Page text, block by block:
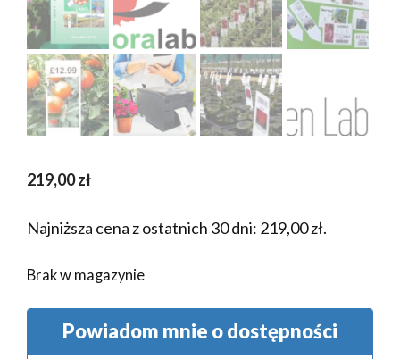
219,00zł
Najniższa cena z ostatnich 30 dni: 219,00zł.
Brak w magazynie
Powiadom mnie o dostępności